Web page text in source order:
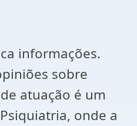
informações.
sobre
atuação é um
onde a